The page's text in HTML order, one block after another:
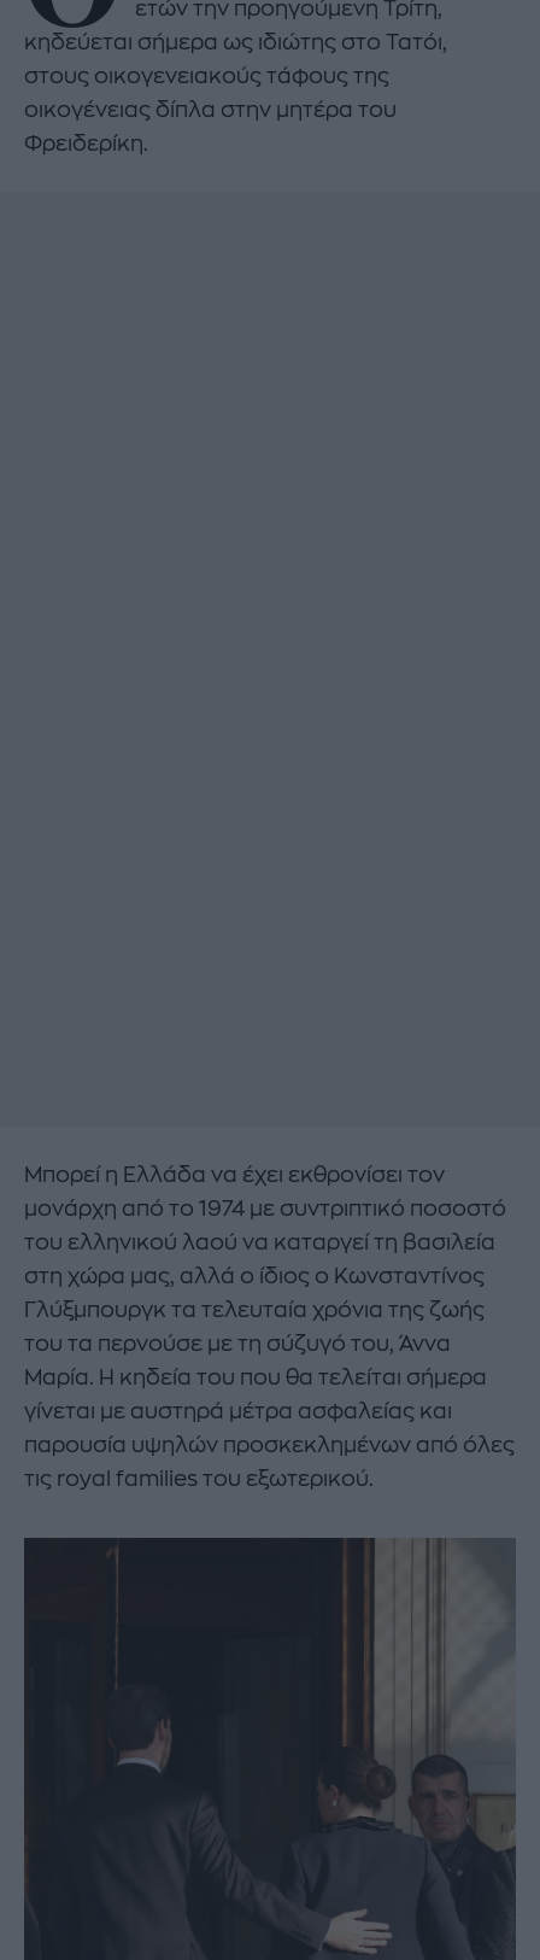
ετών την προηγούμενη Τρίτη,
κηδεύεται σήμερα ως ιδιώτης στο Τατόι,
στους οικογενειακούς τάφους της
οικογένειας δίπλα στην μητέρα του
Φρειδερίκη.
Μπορεί η Ελλάδα να έχει εκθρονίσει τον
μονάρχη από το 1974 με συντριπτικό ποσοστό
του ελληνικού λαού να καταργεί τη βασιλεία
στη χώρα μας, αλλά ο ίδιος ο Κωνσταντίνος
Γλύξμπουργκ τα τελευταία χρόνια της ζωής
του τα περνούσε με τη σύζυγό του, Άννα
Μαρία. Η κηδεία του που θα τελείται σήμερα
γίνεται με αυστηρά μέτρα ασφαλείας και
παρουσία υψηλών προσκεκλημένων από όλες
τις royal families του εξωτερικού.